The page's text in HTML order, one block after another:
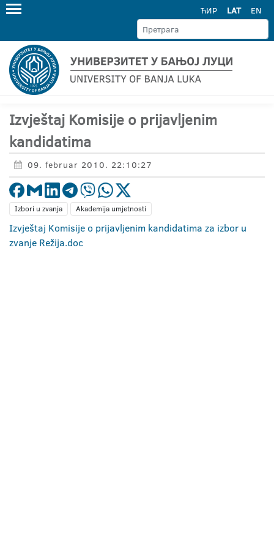
ЋИР LAT EN
Izvještaj Komisije o prijavljenim
kandidatima
09. februar 2010. 22:10:27
Izbori u zvanja Akademija umjetnosti
Izvještaj Komisije o prijavljenim kandidatima za izbor u
zvanje Režija.doc